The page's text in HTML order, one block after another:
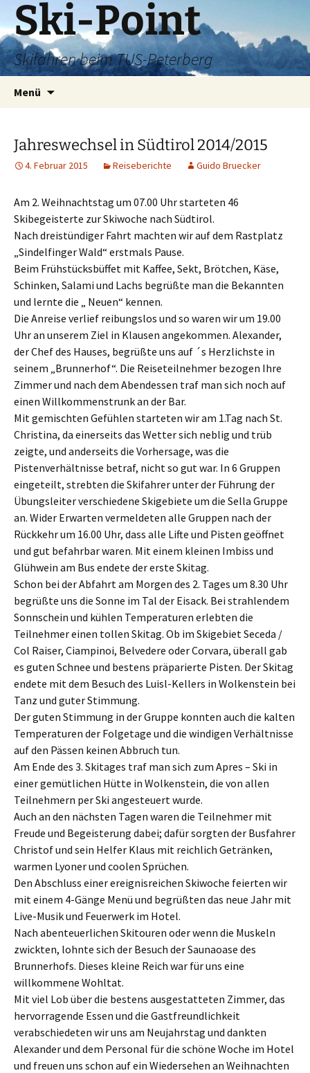
Zum
Inhalt
springen
Ski-Point
Skifahren beim TUS-Peterberg
Menü
Jahreswechsel in Südtirol 2014/2015
4. Februar 2015 Reiseberichte Guido Bruecker
Am 2. Weihnachtstag um 07.00 Uhr starteten 46
Skibegeisterte zur Skiwoche nach Südtirol.
Nach dreistündiger Fahrt machten wir auf dem Rastplatz
„Sindelfinger Wald“ erstmals Pause.
Beim Frühstücksbüffet mit Kaffee, Sekt, Brötchen, Käse,
Schinken, Salami und Lachs begrüßte man die Bekannten
und lernte die „ Neuen“ kennen.
Die Anreise verlief reibungslos und so waren wir um 19.00
Uhr an unserem Ziel in Klausen angekommen. Alexander,
der Chef des Hauses, begrüßte uns auf ´s Herzlichste in
seinem „Brunnerhof“. Die Reiseteilnehmer bezogen Ihre
Zimmer und nach dem Abendessen traf man sich noch auf
einen Willkommenstrunk an der Bar.
Mit gemischten Gefühlen starteten wir am 1.Tag nach St.
Christina, da einerseits das Wetter sich neblig und trüb
zeigte, und anderseits die Vorhersage, was die
Pistenverhältnisse betraf, nicht so gut war. In 6 Gruppen
eingeteilt, strebten die Skifahrer unter der Führung der
Übungsleiter verschiedene Skigebiete um die Sella Gruppe
an. Wider Erwarten vermeldeten alle Gruppen nach der
Rückkehr um 16.00 Uhr, dass alle Lifte und Pisten geöffnet
und gut befahrbar waren. Mit einem kleinen Imbiss und
Glühwein am Bus endete der erste Skitag.
Schon bei der Abfahrt am Morgen des 2. Tages um 8.30 Uhr
begrüßte uns die Sonne im Tal der Eisack. Bei strahlendem
Sonnschein und kühlen Temperaturen erlebten die
Teilnehmer einen tollen Skitag. Ob im Skigebiet Seceda /
Col Raiser, Ciampinoi, Belvedere oder Corvara, überall gab
es guten Schnee und bestens präparierte Pisten. Der Skitag
endete mit dem Besuch des Luisl-Kellers in Wolkenstein bei
Tanz und guter Stimmung.
Der guten Stimmung in der Gruppe konnten auch die kalten
Temperaturen der Folgetage und die windigen Verhältnisse
auf den Pässen keinen Abbruch tun.
Am Ende des 3. Skitages traf man sich zum Apres – Ski in
einer gemütlichen Hütte in Wolkenstein, die von allen
Teilnehmern per Ski angesteuert wurde.
Auch an den nächsten Tagen waren die Teilnehmer mit
Freude und Begeisterung dabei; dafür sorgten der Busfahrer
Christof und sein Helfer Klaus mit reichlich Getränken,
warmen Lyoner und coolen Sprüchen.
Den Abschluss einer ereignisreichen Skiwoche feierten wir
mit einem 4-Gänge Menü und begrüßten das neue Jahr mit
Live-Musik und Feuerwerk im Hotel.
Nach abenteuerlichen Skitouren oder wenn die Muskeln
zwickten, lohnte sich der Besuch der Saunaoase des
Brunnerhofs. Dieses kleine Reich war für uns eine
willkommene Wohltat.
Mit viel Lob über die bestens ausgestatteten Zimmer, das
hervorragende Essen und die Gastfreundlichkeit
verabschiedeten wir uns am Neujahrstag und dankten
Alexander und dem Personal für die schöne Woche im Hotel
und freuen uns schon auf ein Wiedersehen an Weihnachten